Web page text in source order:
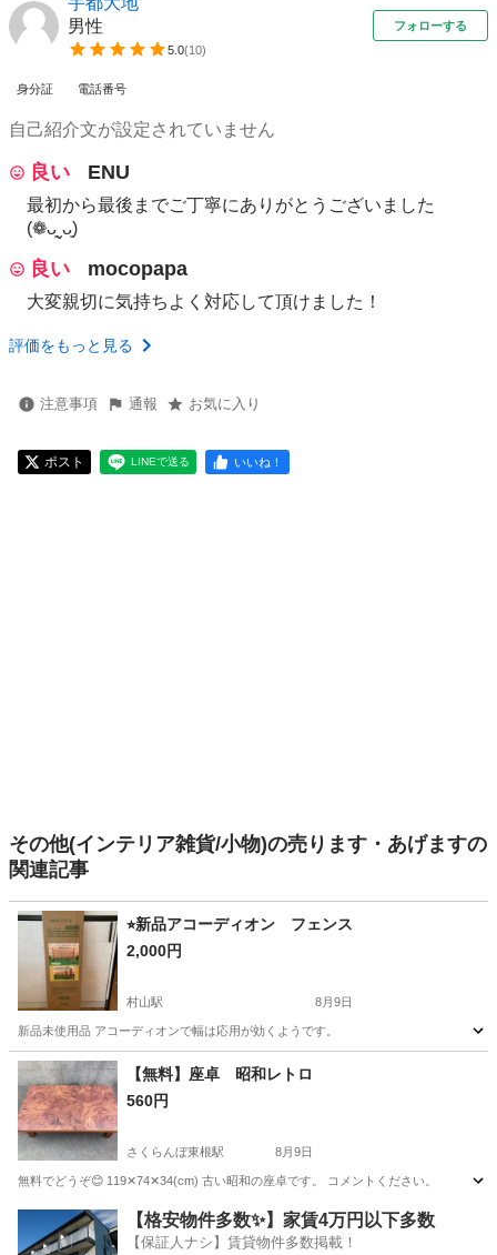
男性
5.0(10)
フォローする
身分証 電話番号
自己紹介文が設定されていません
良い ENU
最初から最後までご丁寧にありがとうございました
(❁ᴗ͈ˬᴗ͈)
良い mocopapa
大変親切に気持ちよく対応して頂けました！
評価をもっと見る
注意事項 通報 お気に入り
ポスト LINEで送る いいね！
その他(インテリア雑貨/小物)の売ります・あげますの
関連記事
⭐︎新品アコーディオン フェンス
2,000円
村山駅 8月9日
新品未使用品 アコーディオンで幅は応用が効くようです。
山形 村山市 村山駅 家具
【無料】座卓 昭和レトロ
560円
さくらんぼ東根駅 8月9日
無料でどうぞ😊 119✕74✕34(cm) 古い昭和の座卓です。 コメントください。
東根市 さくらんぼ東根駅 テーブル
【格安物件多数✨】家賃4万円以下多数
【保証人ナシ】賃貸物件多数掲載！